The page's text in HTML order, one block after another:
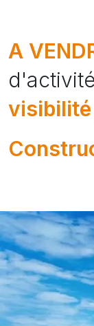
A
visibilité